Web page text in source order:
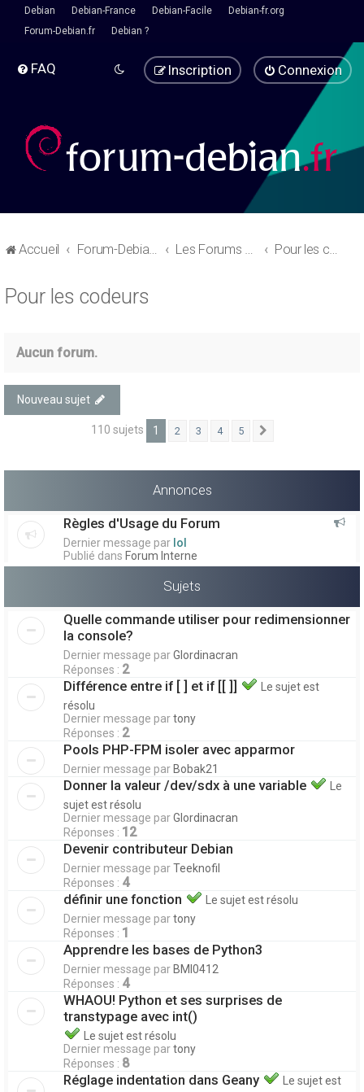
Debian Debian-France Debian-Facile
Debian-fr.org
Forum-Debian.fr
Debian ?
FAQ Connexion
Inscription
Accueil Forum-Debian.fr Les Forums d'aide Pour les codeurs
Pour les codeurs
Aucun forum.
Nouveau sujet
110 sujets 1 2 3 4 5
Annonces
Règles d'Usage du Forum
Dernier message par lol
Publié dans Forum Interne
Sujets
Quelle commande utiliser pour redimensionner
la console?
Dernier message parGlordinacran
Réponses : 2
Différence entre if [ ] et if [[ ]]
Le sujet est
résolu
Dernier message partony
Réponses : 2
Pools PHP-FPM isoler avec apparmor
Dernier message par Bobak21
Donner la valeur /dev/sdx à une variable
Le
sujet est résolu
Dernier message parGlordinacran
Réponses : 12
Devenir contributeur Debian
Dernier message parTeeknofil
Réponses : 4
définir une fonction
Le sujet est résolu
Dernier message partony
Réponses : 1
Apprendre les bases de Python3
Dernier message par BMI0412
Réponses : 4
WHAOU! Python et ses surprises de
transtypage avec int()
Le sujet est résolu
Dernier message partony
Réponses : 8
Réglage indentation dans Geany
Le sujet est